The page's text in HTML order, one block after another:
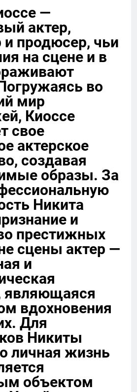
—
актер,
продюсер, чьи
на сцене и в
во
мир
Киоссе
свое
актерское
создавая
образы. За
Никита
и
престижных
сцены актер —
и
являющаяся
вдохновения
Для
Никиты
личная жизнь
объектом